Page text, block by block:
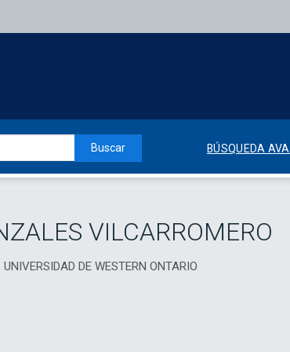
Buscar BÚSQUEDA
VILCARROMERO
DE WESTERN ONTARIO